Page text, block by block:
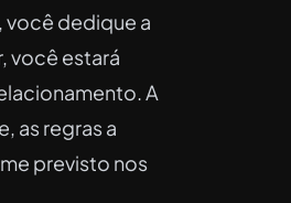
você dedique a
você estará
A
as regras a
previsto nos